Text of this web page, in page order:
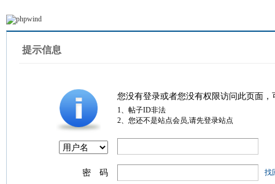
提示信息
您没有登录或者您没有权限访问此页面
1、帖子ID非法
2、您还不是站点会员,请先登录站点
密 码 找